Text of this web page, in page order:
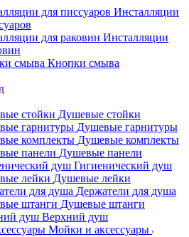
Инсталляции
Инсталляции
Кнопки смыва
Душевые стойки
Душевые гарнитуры
Душевые комплекты
Душевые панели
Гигиенический душ
Душевые лейки
Держатели для душа
Душевые штанги
Верхний душ
Мойки и аксессуары